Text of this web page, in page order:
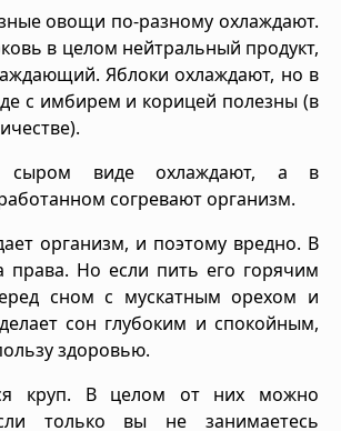
овощи по-разному охлаждают.
в целом нейтральный продукт,
Яблоки охлаждают, но в
с имбирем и корицей полезны (в
виде охлаждают, а в
согревают организм.
организм, и поэтому вредно. В
права. Но если пить его горячим
сном с мускатным орехом и
сон глубоким и спокойным,
здоровью.
круп. В целом от них можно
только вы не занимаетесь